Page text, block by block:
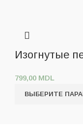
Изогнутые
799,00 MDL
ВЫБЕРИТЕ